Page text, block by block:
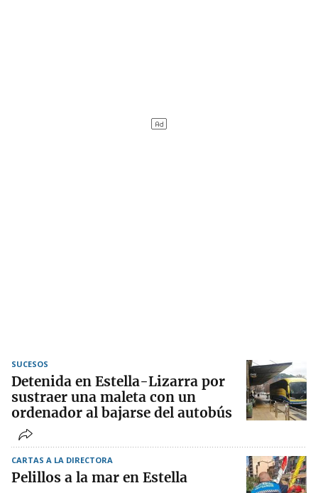
SUCESOS
Detenida en Estella-Lizarra por
sustraer una maleta con un
ordenador al bajarse del autobús
CARTAS A LA DIRECTORA
Pelillos a la mar en Estella